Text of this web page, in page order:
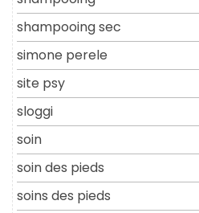
shampooing sec
simone perele
site psy
sloggi
soin
soin des pieds
soins des pieds